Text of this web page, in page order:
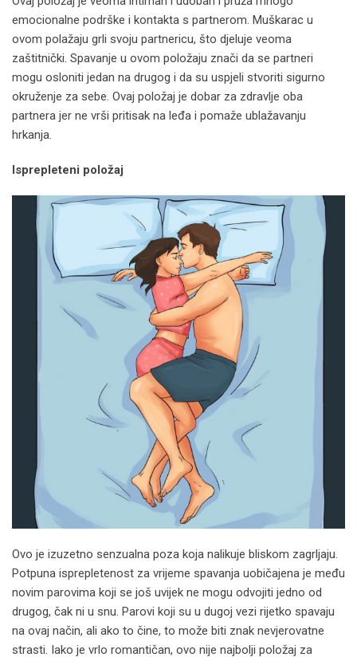
emocionalne podrške i kontakta s partnerom. Muškarac u
ovom polažaju grli svoju partnericu, što djeluje veoma
zaštitnički. Spavanje u ovom položaju znači da se partneri
mogu osloniti jedan na drugog i da su uspjeli stvoriti sigurno
okruženje za sebe. Ovaj položaj je dobar za zdravlje oba
partnera jer ne vrši pritisak na leđa i pomaže ublažavanju
hrkanja.
Isprepleteni položaj
Ovo je izuzetno senzualna poza koja nalikuje bliskom zagrljaju.
Potpuna isprepletenost za vrijeme spavanja uobičajena je među
novim parovima koji se još uvijek ne mogu odvojiti jedno od
drugog, čak ni u snu. Parovi koji su u dugoj vezi rijetko spavaju
na ovaj način, ali ako to čine, to može biti znak nevjerovatne
strasti. Iako je vrlo romantičan, ovo nije najbolji položaj za